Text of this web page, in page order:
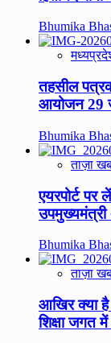
Bhumika
तहसील
आयोजन 29
Bhumika
ताज़ा
एयरपोर्ट पर
उपमुख्यमंत्री
Bhumika
ताज़ा
आखिर क्या है
शिक्षा जगत